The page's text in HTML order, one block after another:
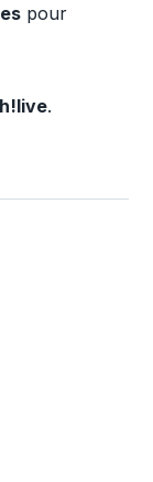
pour
.